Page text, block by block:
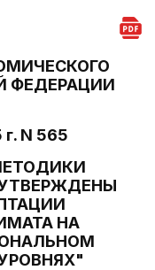
ФЕДЕРАЦИИ
N 565
НА